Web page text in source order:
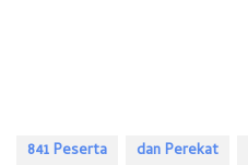
841 Peserta dan Perekat